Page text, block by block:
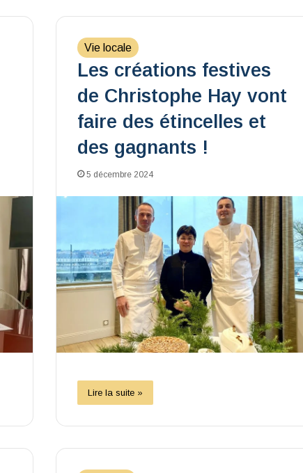
Vie locale
Les créations festives
de Christophe Hay vont
faire des étincelles et
des gagnants !
5 décembre 2024
Lire la suite »